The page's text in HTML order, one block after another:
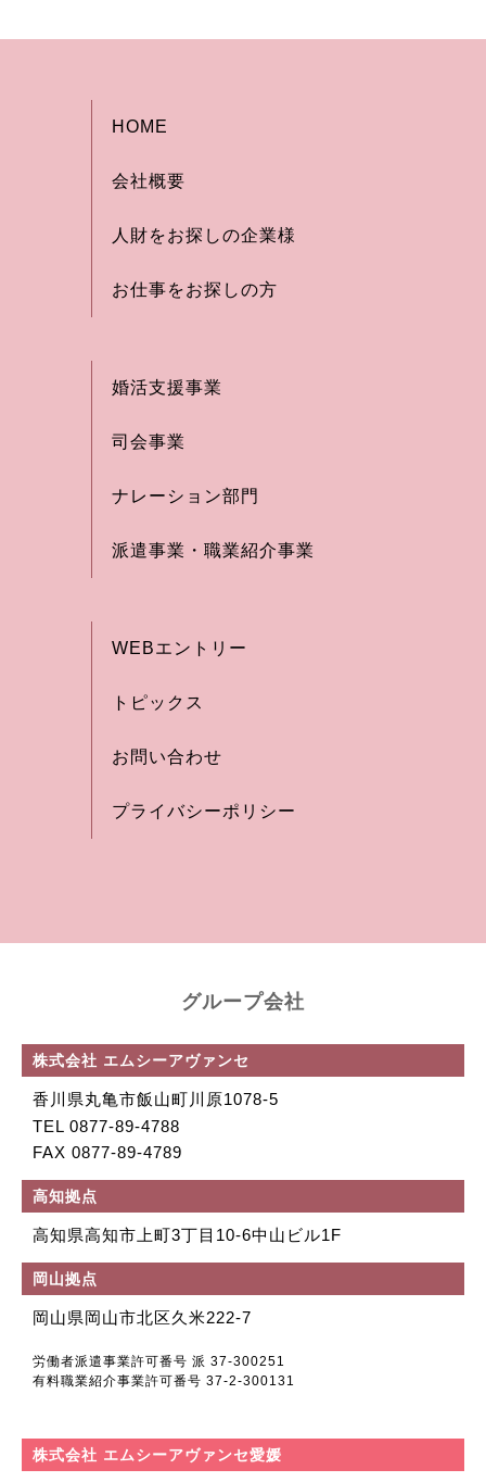
HOME
会社概要
人財をお探しの企業様
お仕事をお探しの方
婚活支援事業
司会事業
ナレーション部門
派遣事業・職業紹介事業
WEBエントリー
トピックス
お問い合わせ
プライバシーポリシー
グループ会社
株式会社 エムシーアヴァンセ
香川県丸亀市飯山町川原1078-5
TEL 0877-89-4788
FAX 0877-89-4789
高知拠点
高知県高知市上町3丁目10-6中山ビル1F
岡山拠点
岡山県岡山市北区久米222-7
労働者派遣事業許可番号 派 37-300251
有料職業紹介事業許可番号 37-2-300131
株式会社 エムシーアヴァンセ愛媛